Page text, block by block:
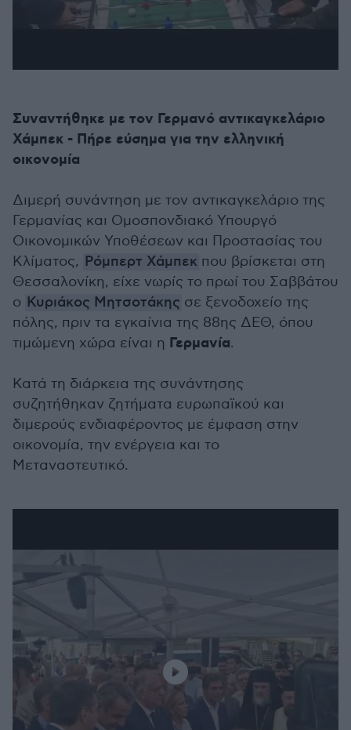
Συναντήθηκε με τον Γερμανό αντικαγκελάριο
Χάμπεκ - Πήρε εύσημα για την ελληνική
οικονομία
Διμερή συνάντηση με τον αντικαγκελάριο της
Γερμανίας και Ομοσπονδιακό Υπουργό
Οικονομικών Υποθέσεων και Προστασίας του
Κλίματος, Ρόμπερτ Χάμπεκ που βρίσκεται στη
Θεσσαλονίκη, είχε νωρίς το πρωί του Σαββάτου
ο Κυριάκος Μητσοτάκης σε ξενοδοχείο της
πόλης, πριν τα εγκαίνια της 88ης ΔΕΘ, όπου
τιμώμενη χώρα είναι η Γερμανία.
Κατά τη διάρκεια της συνάντησης
συζητήθηκαν ζητήματα ευρωπαϊκού και
διμερούς ενδιαφέροντος με έμφαση στην
οικονομία, την ενέργεια και το
Μεταναστευτικό.